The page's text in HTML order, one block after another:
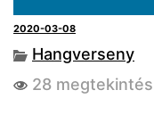
2020-03-08
Hangverseny
28 megtekintés